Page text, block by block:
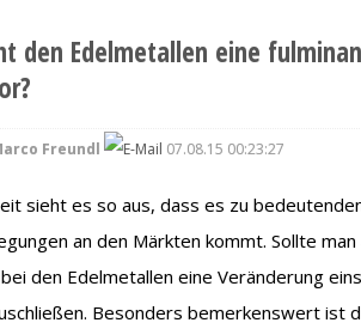
den Edelmetallen eine
Freundl 07.08.15 00:23:27
sieht es so aus, dass es zu
an den Märkten kommt. Sollte
den Edelmetallen eine Veränderung
Besonders bemerkenswert ist